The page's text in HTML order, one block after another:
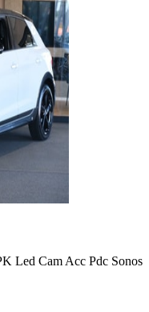
Led Cam Acc Pdc Sonos